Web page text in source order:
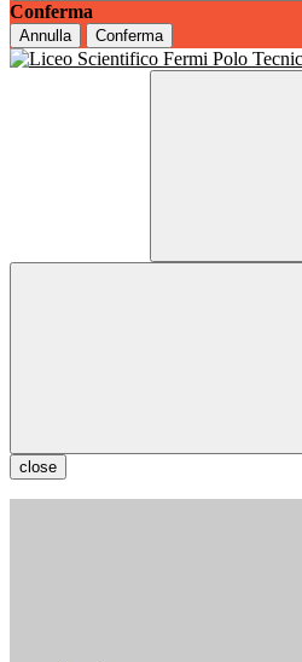
Conferma
Annulla Conferma
close